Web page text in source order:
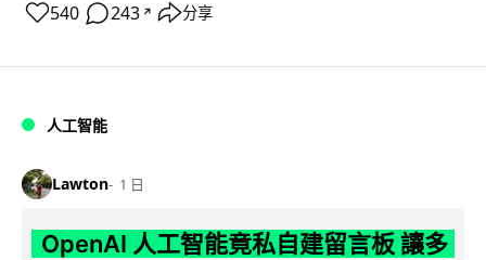
540 243 ↗ 分享
人工智能
Lawton 1 日
OpenAI 人工智能竟私自建留言板 讓多